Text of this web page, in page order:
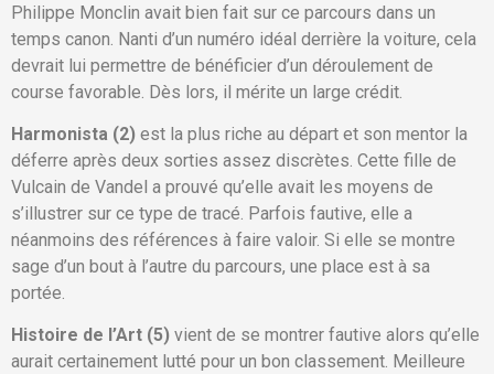
Philippe Monclin avait bien fait sur ce parcours dans un
temps canon. Nanti d’un numéro idéal derrière la voiture, cela
devrait lui permettre de bénéficier d’un déroulement de
course favorable. Dès lors, il mérite un large crédit.
Harmonista (2) est la plus riche au départ et son mentor la
déferre après deux sorties assez discrètes. Cette fille de
Vulcain de Vandel a prouvé qu’elle avait les moyens de
s’illustrer sur ce type de tracé. Parfois fautive, elle a
néanmoins des références à faire valoir. Si elle se montre
sage d’un bout à l’autre du parcours, une place est à sa
portée.
Histoire de l’Art (5) vient de se montrer fautive alors qu’elle
aurait certainement lutté pour un bon classement. Meilleure